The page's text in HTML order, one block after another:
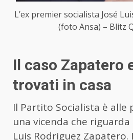
L’ex premier socialista José
(foto Ansa) – Blitz
Il caso Zapatero
trovati in casa
Il Partito Socialista è alle
una vicenda che riguarda
Luis Rodriguez Zapatero.